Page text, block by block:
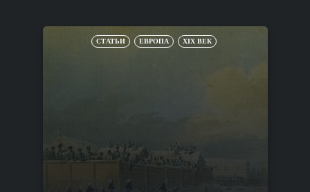
СТАТЬИ ЕВРОПА XIX ВЕК